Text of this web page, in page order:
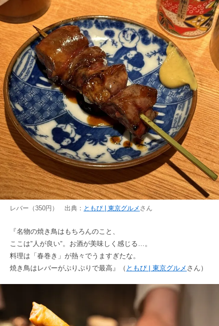
レバー（350円） 出典： ともぴ | 東京グルメ さん
『名物の焼き鳥はもちろんのこと、
ここは”人が良い”。お酒が美味しく感じる…。
料理は「春巻き」が熱々でうますぎたな。
焼き鳥はレバーがぷりぷりで最高』（ ともぴ | 東京グルメ さん）